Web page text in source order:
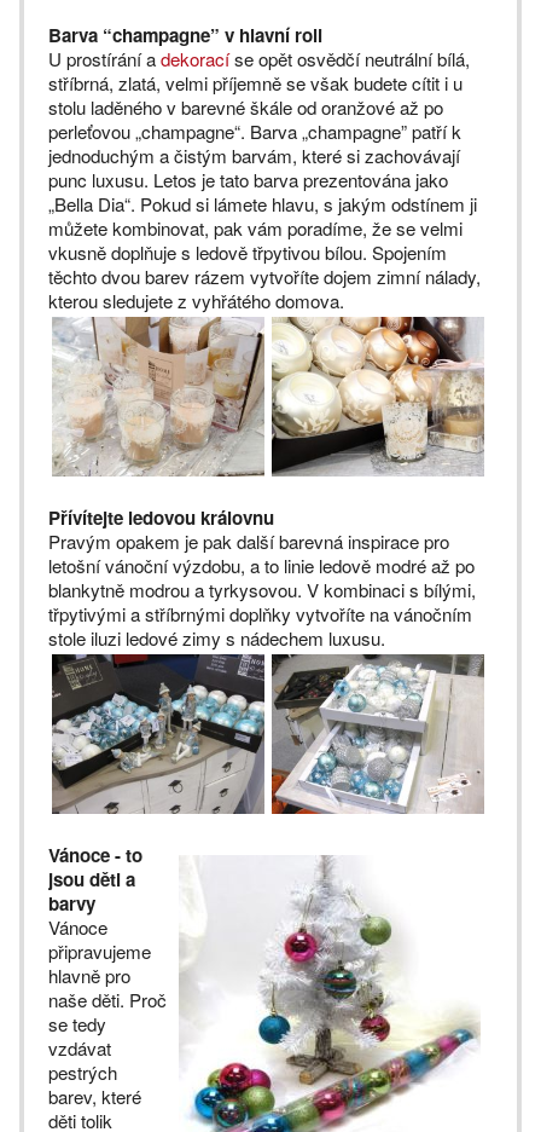
Barva “champagne” v hlavní roli
U prostírání adekoracíse opět osvědčí neutrální bílá,
stříbrná, zlatá, velmi příjemně se však budete cítit i u
stolu laděného v barevné škále od oranžové až po
perleťovou „champagne“. Barva „champagne” patří k
jednoduchým a čistým barvám, které si zachovávají
punc luxusu. Letos je tato barva prezentována jako
„Bella Dia“. Pokud si lámete hlavu, s jakým odstínem ji
můžete kombinovat, pak vám poradíme, že se velmi
vkusně doplňuje s ledově třpytivou bílou. Spojením
těchto dvou barev rázem vytvoříte dojem zimní nálady,
kterou sledujete z vyhřátého domova.
Přívítejte ledovou královnu
Pravým opakem je pak další barevná inspirace pro
letošní vánoční výzdobu, a to linie ledově modré až po
blankytně modrou a tyrkysovou. V kombinaci s bílými,
třpytivými a stříbrnými doplňky vytvoříte na vánočním
stole iluzi ledové zimy s nádechem luxusu.
Vánoce - to
jsou děti a
barvy
Vánoce
připravujeme
hlavně pro
naše děti. Proč
se tedy
vzdávat
pestrých
barev, které
děti tolik